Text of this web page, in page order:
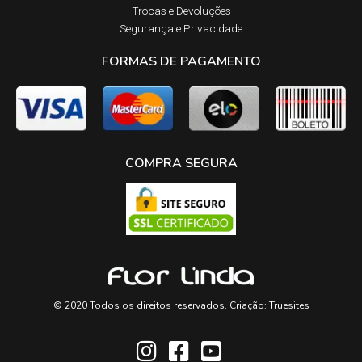
Trocas e Devoluções​
Segurança e Privacidade
FORMAS DE PAGAMENTO
COMPRA SEGURA
© 2020 Todos os direitos reservados. Criação: Truesites